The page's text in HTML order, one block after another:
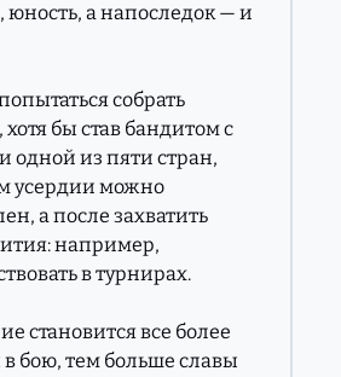
юность, а напоследок — и
собрать
бы став бандитом с
одной из пяти стран,
усердии можно
а после захватить
например,
в турнирах.
становится все более
бою, тем больше славы